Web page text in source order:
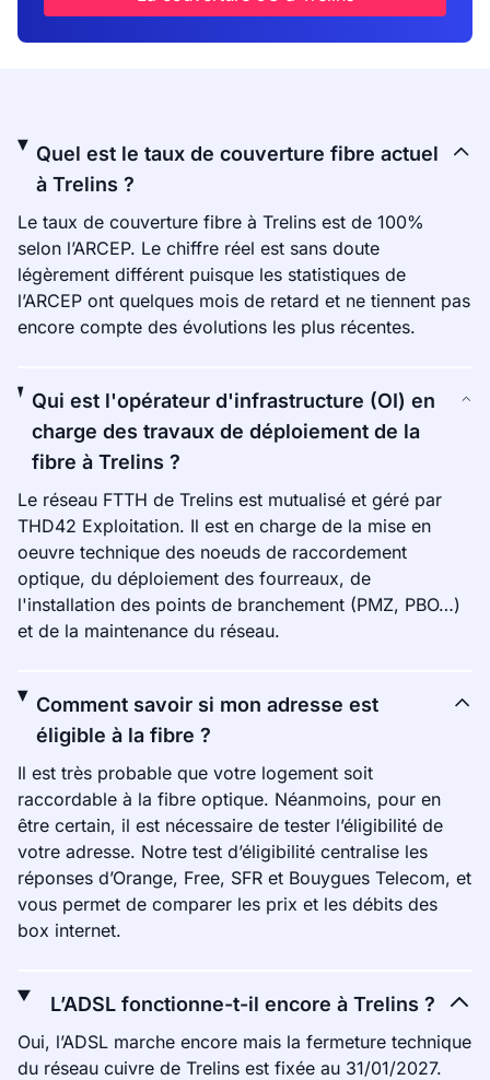
Quel est le taux de couverture fibre actuel
à Trelins ?
Le taux de couverture fibre à Trelins est de 100%
selon l’ARCEP. Le chiffre réel est sans doute
légèrement différent puisque les statistiques de
l’ARCEP ont quelques mois de retard et ne tiennent pas
encore compte des évolutions les plus récentes.
Qui est l'opérateur d'infrastructure (OI) en
charge des travaux de déploiement de la
fibre à Trelins ?
Le réseau FTTH de Trelins est mutualisé et géré par
THD42 Exploitation. Il est en charge de la mise en
oeuvre technique des noeuds de raccordement
optique, du déploiement des fourreaux, de
l'installation des points de branchement (PMZ, PBO…)
et de la maintenance du réseau.
Comment savoir si mon adresse est
éligible à la fibre ?
Il est très probable que votre logement soit
raccordable à la fibre optique. Néanmoins, pour en
être certain, il est nécessaire de tester l’éligibilité de
votre adresse. Notre test d’éligibilité centralise les
réponses d’Orange, Free, SFR et Bouygues Telecom, et
vous permet de comparer les prix et les débits des
box internet.
L’ADSL fonctionne-t-il encore à Trelins ?
Oui, l’ADSL marche encore mais la fermeture technique
du réseau cuivre de Trelins est fixée au 31/01/2027.